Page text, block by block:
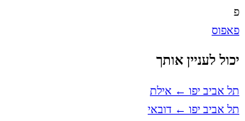
פ
פאפוס
יכול לעניין אותך
תל אביב יפו ← אילת
תל אביב יפו ← דובאי